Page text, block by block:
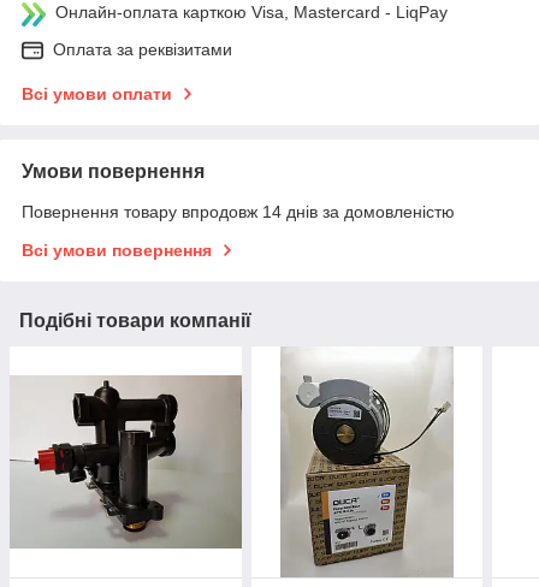
Онлайн-оплата карткою Visa, Mastercard - LiqPay
Оплата за реквізитами
Всі умови оплати
Умови повернення
Повернення товару впродовж 14 днів за домовленістю
Всі умови повернення
Подібні товари компанії